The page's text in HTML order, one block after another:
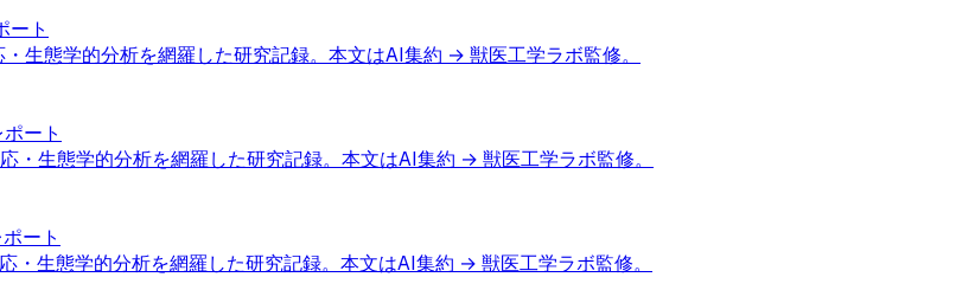
ート
態学的分析を網羅した研究記録。本文はAI集約 → 獣医工学ラボ監修。
ート
生態学的分析を網羅した研究記録。本文はAI集約 → 獣医工学ラボ監修。
ート
生態学的分析を網羅した研究記録。本文はAI集約 → 獣医工学ラボ監修。